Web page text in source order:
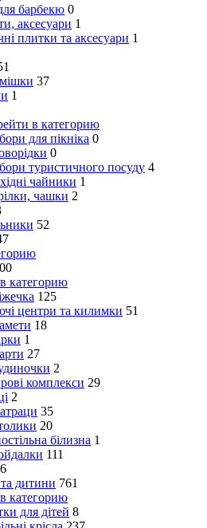
барбекю 0
аксесуари 1
плитки та аксесуари 1
37
1
в категорию
для пікніка 0
0
туристичного посуду 4
чайники 1
чашки 2
52
категорию
125
центри та килимки 51
18
1
27
2
комплекси 29
2
35
20
білизна 1
111
дитини 761
категорию
для дітей 8